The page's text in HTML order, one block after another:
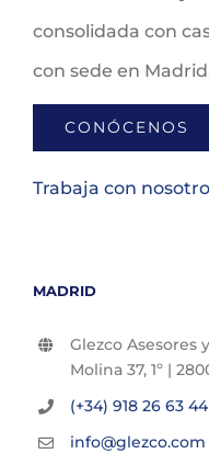
consolidada con
con sede en
CONÓCENOS
Trabaja con
MADRID
Glezco Asesores
Molina 37, 1º |
(+34) 918 26 63 44
info@glezco.com